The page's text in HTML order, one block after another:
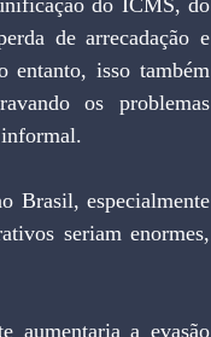
do ICMS, do
de arrecadação e
entanto, isso também
os problemas
Brasil, especialmente
seriam enormes,
aumentaria a evasão